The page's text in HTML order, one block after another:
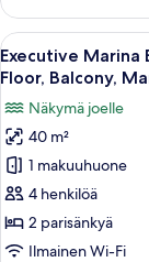
1
suuri
parisänky,
parveke,
näköala
satamaan
Avaa
kaikki
huonetyypin
Executive
Marina
Bay,
2
Doubles,
L65
9
Executive Marina
Floor, Balcony,
Näkymä joelle
40 m²
1 makuuhuone
4 henkilöä
2 parisänkyä
Ilmainen Wi-Fi